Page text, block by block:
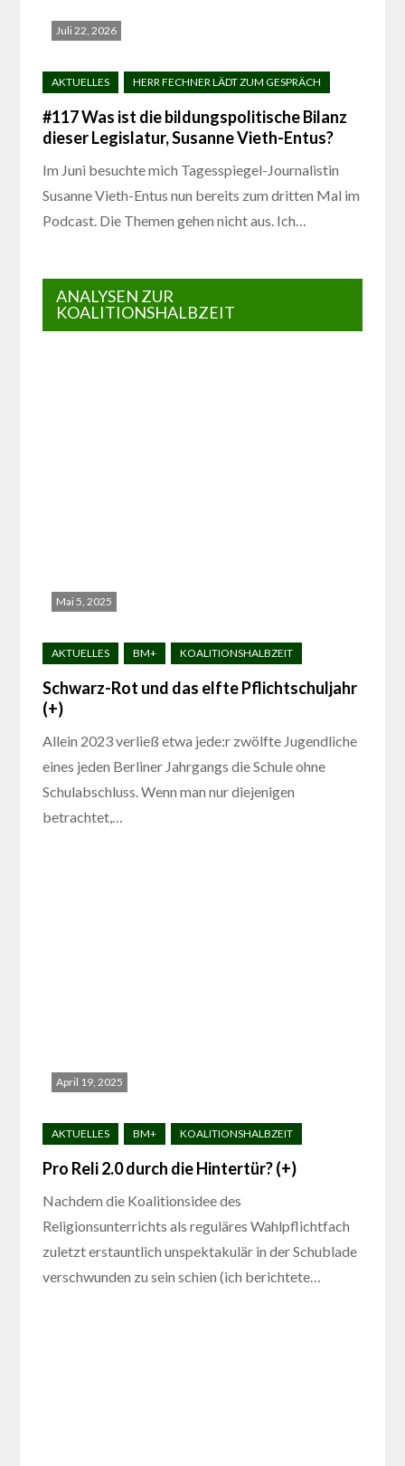
Juli 22, 2026
#117 Was ist die bildungspolitische Bilanz
dieser Legislatur, Susanne Vieth-Entus?
Im Juni besuchte mich Tagesspiegel-Journalistin
Susanne Vieth-Entus nun bereits zum dritten Mal im
Podcast. Die Themen gehen nicht aus. Ich…
ANALYSEN ZUR
KOALITIONSHALBZEIT
Mai 5, 2025
Schwarz-Rot und das elfte Pflichtschuljahr
(+)
Allein 2023 verließ etwa jede:r zwölfte Jugendliche
eines jeden Berliner Jahrgangs die Schule ohne
Schulabschluss. Wenn man nur diejenigen
betrachtet,…
April 19, 2025
Pro Reli 2.0 durch die Hintertür? (+)
Nachdem die Koalitionsidee des
Religionsunterrichts als reguläres Wahlpflichtfach
zuletzt erstauntlich unspektakulär in der Schublade
verschwunden zu sein schien (ich berichtete…